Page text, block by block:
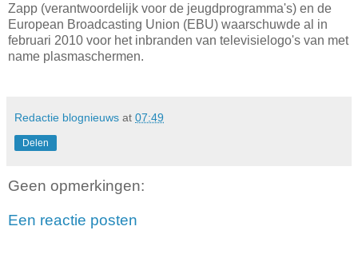
Zapp (verantwoordelijk voor de jeugdprogramma's) en de
European Broadcasting Union (EBU) waarschuwde al in
februari 2010 voor het inbranden van televisielogo's van met
name plasmaschermen.
Redactie blognieuws at 07:49
Delen
Geen opmerkingen:
Een reactie posten